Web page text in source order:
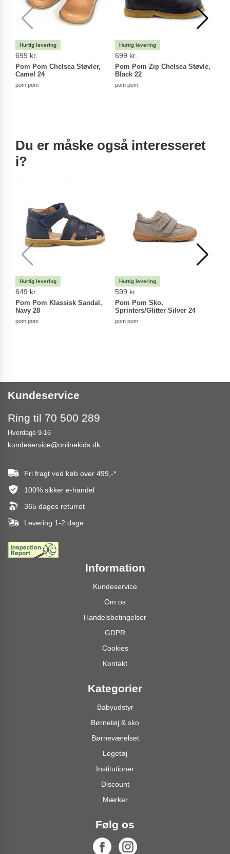
699 kr.
Pom Pom Chelsea Støvler,
Camel 24
pom pom
699 kr.
Pom Pom Zip Chelsea Støvle,
Black 22
pom pom
Du er måske også interesseret
i?
649 kr.
Pom Pom Klassisk Sandal,
Navy 28
pom pom
599 kr.
Pom Pom Sko,
Sprinters/Glitter Silver 24
pom pom
Kundeservice
Ring til 70 500 289
Hverdage 9-16
kundeservice@onlinekids.dk
Fri fragt ved køb over 499,-*
100% sikker e-handel
365 dages returret
Levering 1-2 dage
Information
Kundeservice
Om os
Handelsbetingelser
GDPR
Cookies
Kontakt
Kategorier
Babyudstyr
Børnetøj & sko
Børneværelset
Legetøj
Institutioner
Discount
Mærker
Følg os